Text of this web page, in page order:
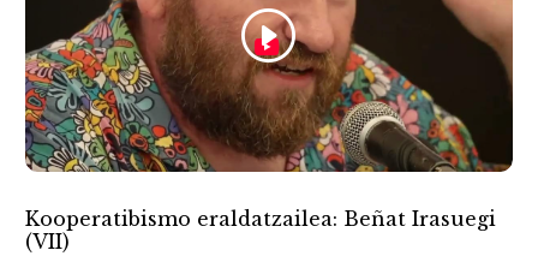
Kooperatibismo eraldatzailea: Beñat Irasuegi
(VII)